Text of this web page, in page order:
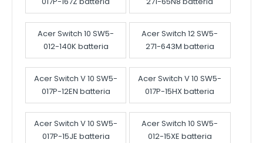
Acer Switch 10 SW5-
012-140K batteria
Acer Switch 12 SW5-
271-643M batteria
Acer Switch V 10 SW5-
017P-12EN batteria
Acer Switch V 10 SW5-
017P-15HX batteria
Acer Switch V 10 SW5-
017P-15JE batteria
Acer Switch 10 SW5-
012-15XE batteria